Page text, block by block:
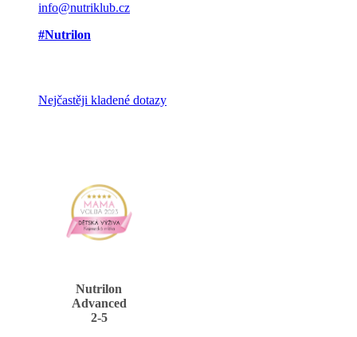
info@nutriklub.cz
#Nutrilon
Nejčastěji kladené dotazy
Nutrilon
Advanced
2-5